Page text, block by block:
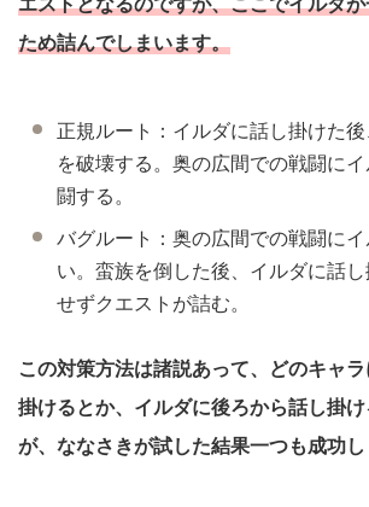
ため詰んでしまいます。
正規ルート：イルダに話し掛けた
を破壊する。奥の広間での戦闘に
闘する。
バグルート：奥の広間での戦闘に
い。蛮族を倒した後、イルダに話
せずクエストが詰む。
この対策方法は諸説あって、どのキャ
掛けるとか、イルダに後ろから話し掛
が、ななさきが試した結果一つも成功し